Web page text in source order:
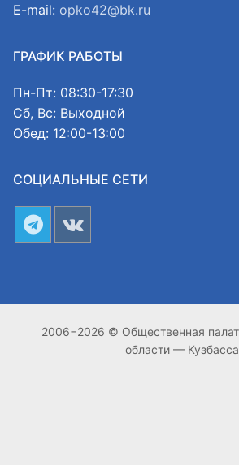
E-mail: opko42@bk.ru
ГРАФИК РАБОТЫ
Пн-Пт: 08:30-17:30
Сб, Вс: Выходной
Обед: 12:00-13:00
СОЦИАЛЬНЫЕ СЕТИ
2006−2026 © Общественная
области — Кузбасса